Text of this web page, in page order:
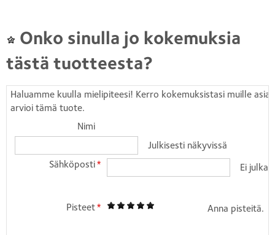
Onko sinulla jo kokemuksia
tästä tuotteesta?
Haluamme kuulla mielipiteesi! Kerro kokemuksistasi muille
arvioi tämä tuote.
Nimi
Julkisesti näkyvissä
Sähköposti* Ei
Pisteet* 1 2 3 4 5 Anna pisteitä.